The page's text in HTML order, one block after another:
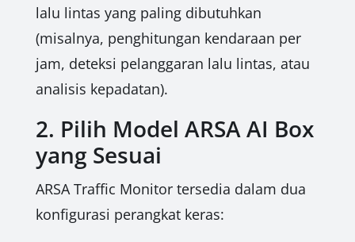
lalu lintas yang paling dibutuhkan
(misalnya, penghitungan kendaraan per
jam, deteksi pelanggaran lalu lintas, atau
analisis kepadatan).
2. Pilih Model ARSA AI Box
yang Sesuai
ARSA Traffic Monitor tersedia dalam dua
konfigurasi perangkat keras: